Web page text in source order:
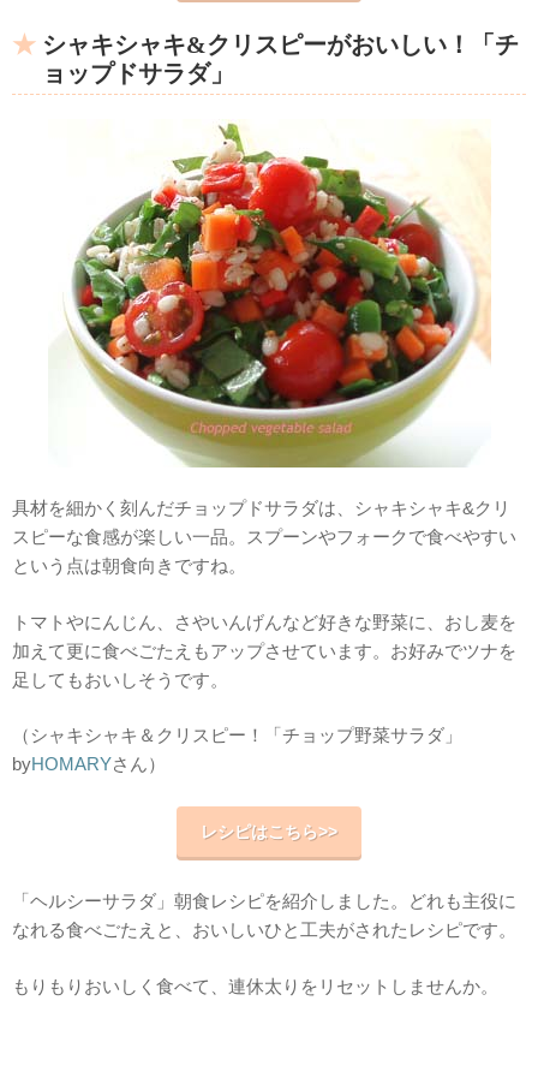
シャキシャキ&クリスピーがおいしい！「チ
ョップドサラダ」
具材を細かく刻んだチョップドサラダは、シャキシャキ&クリ
スピーな食感が楽しい一品。スプーンやフォークで食べやすい
という点は朝食向きですね。
トマトやにんじん、さやいんげんなど好きな野菜に、おし麦を
加えて更に食べごたえもアップさせています。お好みでツナを
足してもおいしそうです。
（シャキシャキ＆クリスピー！「チョップ野菜サラダ」
byHOMARYさん）
レシピはこちら>>
「ヘルシーサラダ」朝食レシピを紹介しました。どれも主役に
なれる食べごたえと、おいしいひと工夫がされたレシピです。
もりもりおいしく食べて、連休太りをリセットしませんか。